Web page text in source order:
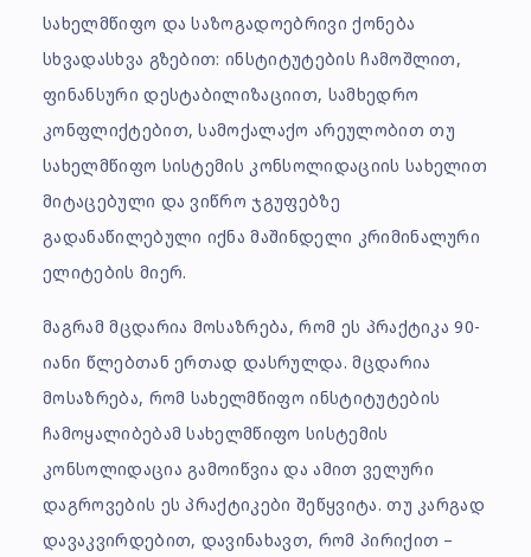
სახელმწიფო და საზოგადოებრივი ქონება
სხვადასხვა გზებით: ინსტიტუტების ჩამოშლით,
ფინანსური დესტაბილიზაციით, სამხედრო
კონფლიქტებით, სამოქალაქო არეულობით თუ
სახელმწიფო სისტემის კონსოლიდაციის სახელით
მიტაცებული და ვიწრო ჯგუფებზე
გადანაწილებული იქნა მაშინდელი კრიმინალური
ელიტების მიერ.
მაგრამ მცდარია მოსაზრება, რომ ეს პრაქტიკა 90-
იანი წლებთან ერთად დასრულდა. მცდარია
მოსაზრება, რომ სახელმწიფო ინსტიტუტების
ჩამოყალიბებამ სახელმწიფო სისტემის
კონსოლიდაცია გამოიწვია და ამით ველური
დაგროვების ეს პრაქტიკები შეწყვიტა. თუ კარგად
დავაკვირდებით, დავინახავთ, რომ პირიქით –